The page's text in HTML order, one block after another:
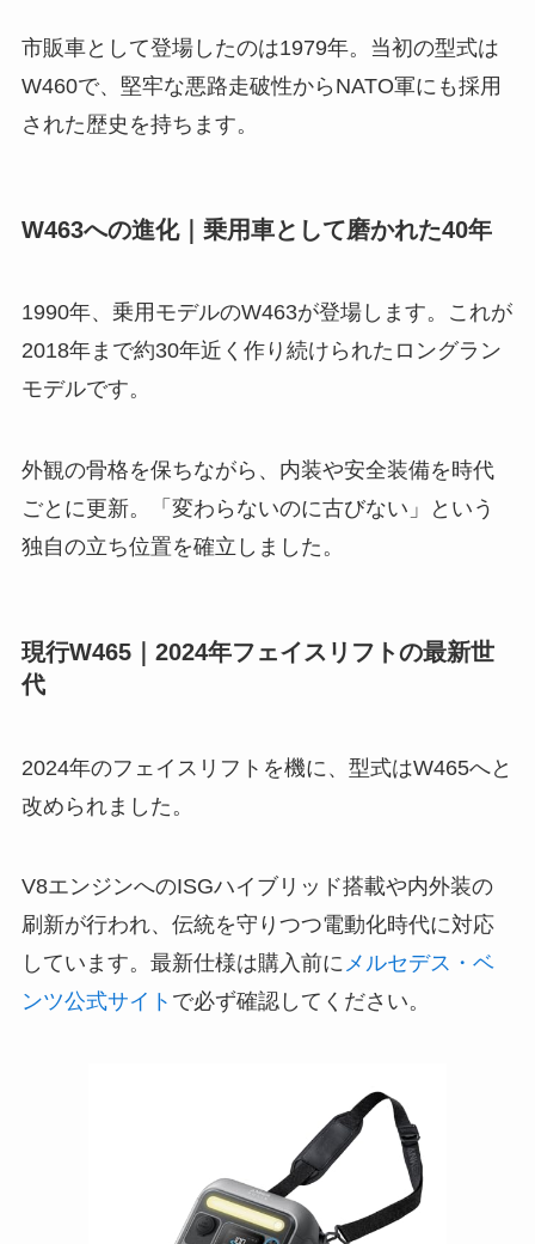
市販車として登場したのは1979年。当初の型式は
W460で、堅牢な悪路走破性からNATO軍にも採用
された歴史を持ちます。
W463への進化｜乗用車として磨かれた40年
1990年、乗用モデルのW463が登場します。これが
2018年まで約30年近く作り続けられたロングラン
モデルです。
外観の骨格を保ちながら、内装や安全装備を時代
ごとに更新。「変わらないのに古びない」という
独自の立ち位置を確立しました。
現行W465｜2024年フェイスリフトの最新世
代
2024年のフェイスリフトを機に、型式はW465へと
改められました。
V8エンジンへのISGハイブリッド搭載や内外装の
刷新が行われ、伝統を守りつつ電動化時代に対応
しています。最新仕様は購入前にメルセデス・ベ
ンツ公式サイト で必ず確認してください。